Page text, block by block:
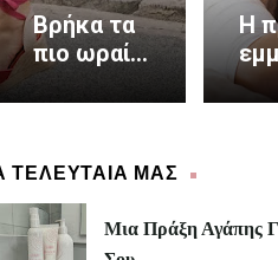
Βρήκα τα
πιο ωραία
πέδιλα και
είναι
Greece
Η
ΤΕΛΕΥΤΑΙΑ ΜΑΣ
Μια Πράξη Αγάπης